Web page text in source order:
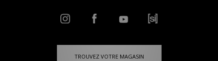
TROUVEZ VOTRE MAGASIN